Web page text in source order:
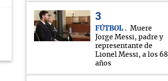
FÚTBOL
Muere
Jorge Messi, padre y
representante de
Lionel Messi, a los 68
años